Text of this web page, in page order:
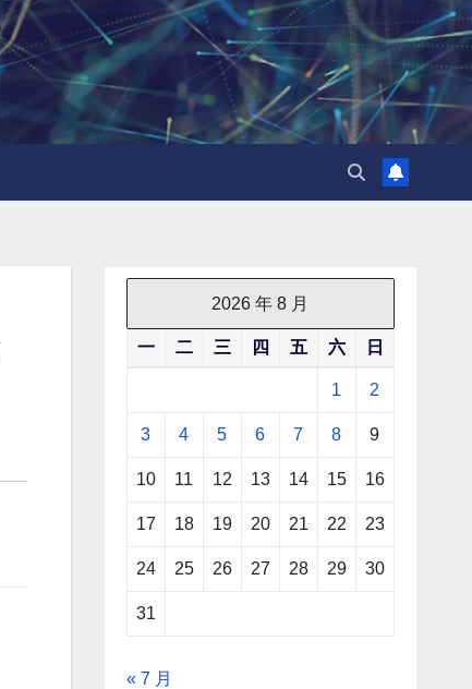
2026 年 8 月
一 二 三 四 五 六 日
1 2
3 4 5 6 7 8 9
10 11 12 13 14 15 16
17 18 19 20 21 22 23
24 25 26 27 28 29 30
31
« 7 月